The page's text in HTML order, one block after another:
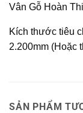
Vân Gỗ Hoàn
Kích thước tiêu
2.200mm (Hoặc
SẢN PHẨM